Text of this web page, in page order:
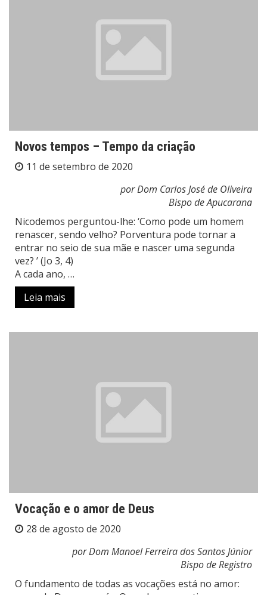
Novos tempos – Tempo da criação
11 de setembro de 2020
por Dom Carlos José de Oliveira
Bispo de Apucarana
Nicodemos perguntou-lhe: ‘Como pode um homem
renascer, sendo velho? Porventura pode tornar a
entrar no seio de sua mãe e nascer uma segunda
vez? ’ (Jo 3, 4)
A cada ano, …
Leia mais
Vocação e o amor de Deus
28 de agosto de 2020
por Dom Manoel Ferreira dos Santos Júnior
Bispo de Registro
O fundamento de todas as vocações está no amor: